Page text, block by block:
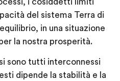
del sistema Terra di
in una situazione
la nostra prosperità.
sono tutti interconnessi
dipende la stabilità e la